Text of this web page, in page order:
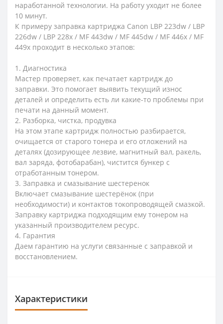
наработанной технологии. На работу уходит не более
10 минут.
К примеру заправка картриджа Canon LBP 223dw / LBP
226dw / LBP 228x / MF 443dw / MF 445dw / MF 446x / MF
449x проходит в несколько этапов:
1. Диагностика
Мастер проверяет, как печатает картридж до
заправки. Это помогает выявить текущий износ
деталей и определить есть ли какие-то проблемы при
печати на данный момент.
2. Разборка, чистка, продувка
На этом этапе картридж полностью разбирается,
очищается от старого тонера и его отложений на
деталях (дозирующее лезвие, магнитный вал, ракель,
вал заряда, фотобарабан), чистится бункер с
отработанным тонером.
3. Заправка и смазывание шестеренок
Включает смазывание шестерёнок (при
необходимости) и контактов токопроводящей смазкой.
Заправку картриджа подходящим ему тонером на
указанный производителем ресурс.
4. Гарантия
Даем гарантию на услуги связанные с заправкой и
восстановлением.
Характеристики